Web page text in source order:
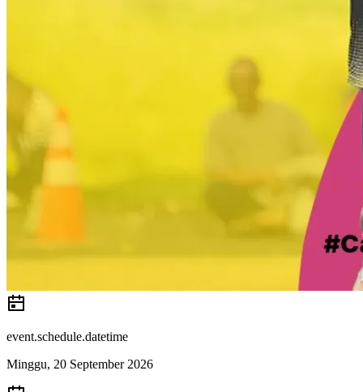
event.schedule.datetime
Minggu, 20 September 2026